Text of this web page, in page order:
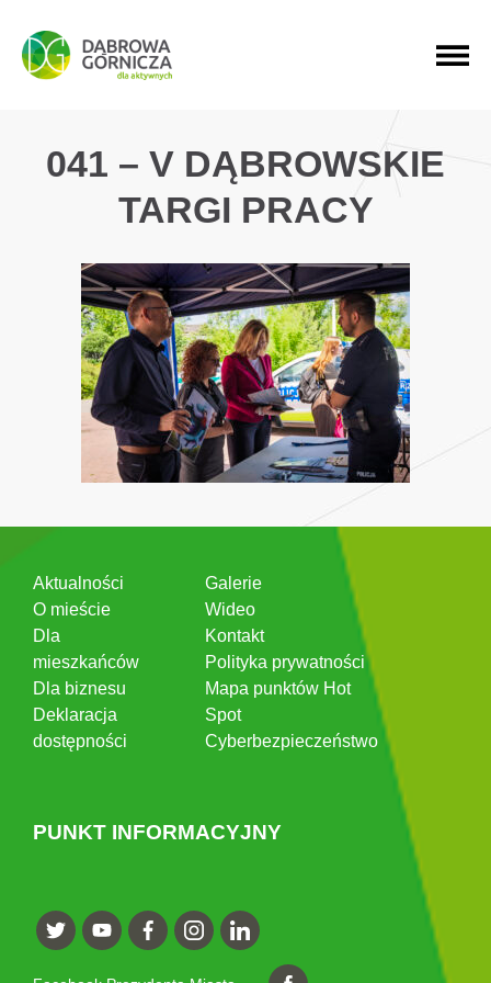
PRZEJDŹ DO MENU GŁÓWNEGO
PRZEJDŹ DO WYSZUKIWARKI
PRZEJDŹ DO TREŚCI
041 – V DĄBROWSKIE
TARGI PRACY
Aktualności
O mieście
Dla
mieszkańców
Dla biznesu
Deklaracja
dostępności
Galerie
Wideo
Kontakt
Polityka prywatności
Mapa punktów Hot
Spot
Cyberbezpieczeństwo
PUNKT INFORMACYJNY